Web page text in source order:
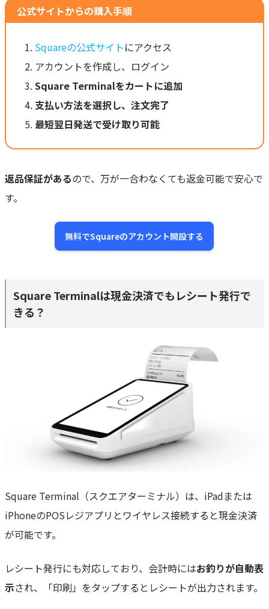
公式サイトからの購入手順
Squareの公式サイトにアクセス
アカウントを作成し、ログイン
Square Terminalをカートに追加
支払い方法を選択し、注文完了
最短翌日発送で受け取り可能
返品保証があるので、万が一合わなくても返金可能で安心で
す。
無料でSquareのアカウント開設する
Square Terminalは現金決済でもレシート発行で
きる？
Square Terminal（スクエアターミナル）は、iPadまたは
iPhoneのPOSレジアプリとワイヤレス接続すると現金決済
が可能です。
レシート発行にも対応しており、会計時にはお釣りが自動表
示され、「印刷」をタップするとレシートが出力されます。